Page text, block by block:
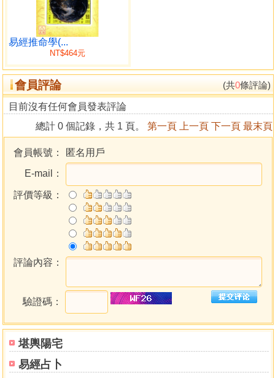
堪輿陽宅
易經占卜
易經推命學(...
NT$464元
會員評論 (共0條評論)
目前沒有任何會員發表評論
總計 0 個記錄，共 1 頁。 第一頁 上一頁 下一頁 最末頁
會員帳號：
匿名用戶
E-mail：
評價等級：
評論內容：
驗證碼：